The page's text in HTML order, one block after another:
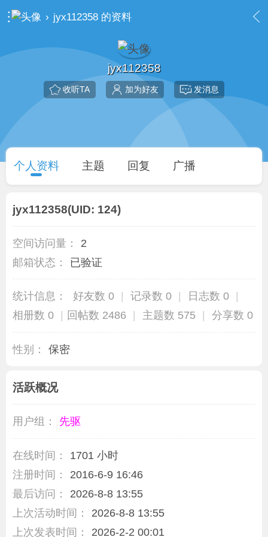
› jyx112358 的资料
jyx112358
收听TA 加为好友 发消息
个人资料 主题 回复 广播
jyx112358(UID: 124)
空间访问量：
2
邮箱状态：
已验证
统计信息： 好友数 0 记录数 0 日志数 0
相册数 0
回帖数 2486 主题数 575 分享数 0
性别： 保密
活跃概况
用户组： 先驱
在线时间：
1701 小时
注册时间：
2016-6-9 16:46
最后访问：
2026-8-8 13:55
上次活动时间：
2026-8-8 13:55
上次发表时间：
2026-2-2 00:01